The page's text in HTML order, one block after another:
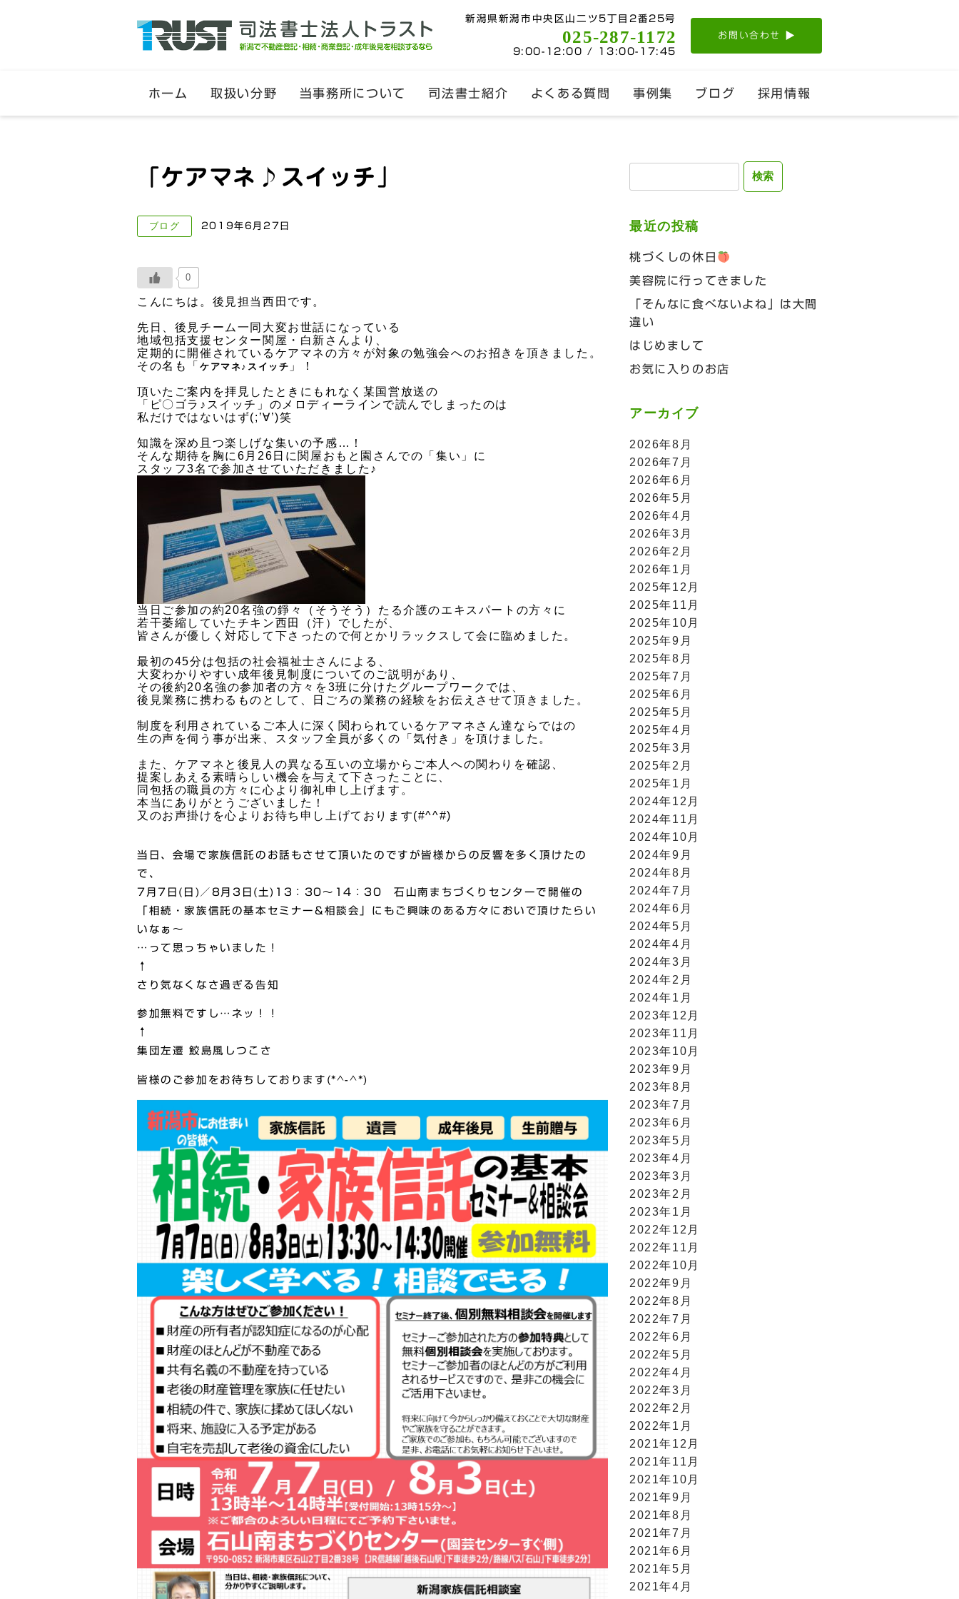
新潟県新潟市中央区山二ツ5丁目2番25号
025-287-1172
9:00-12:00 / 13:00-17:45
お問い合わせ
ホーム 取扱い分野 当事務所について 司法書士紹介 よくある質問 事例集 ブログ 採用情報
「ケアマネ♪スイッチ」
ブログ 2019年6月27日
0
こんにちは。後見担当西田です。
先日、後見チーム一同大変お世話になっている
地域包括支援センター関屋・白新さんより、
定期的に開催されているケアマネの方々が対象の勉強会へのお招きを頂きました。
その名も「 ケアマネ♪スイッチ 」！
頂いたご案内を拝見したときにもれなく某国営放送の
「ピ〇ゴラ♪スイッチ」のメロディーラインで読んでしまったのは
私だけではないはず(;’∀’)笑
知識を深め且つ楽しげな集いの予感…！
そんな期待を胸に6月26日に関屋おもと園さんでの「集い」に
スタッフ3名で参加させていただきました♪
当日ご参加の約20名強の錚々（そうそう）たる介護のエキスパートの方々に
若干萎縮していたチキン西田（汗）でしたが、
皆さんが優しく対応して下さったので何とかリラックスして会に臨めました。
最初の45分は包括の社会福祉士さんによる、
大変わかりやすい成年後見制度についてのご説明があり、
その後約20名強の参加者の方々を3班に分けたグループワークでは、
後見業務に携わるものとして、日ごろの業務の経験をお伝えさせて頂きました。
制度を利用されているご本人に深く関わられているケアマネさん達ならではの
生の声を伺う事が出来、スタッフ全員が多くの「気付き」を頂けました。
また、ケアマネと後見人の異なる互いの立場からご本人への関わりを確認、
提案しあえる素晴らしい機会を与えて下さったことに、
同包括の職員の方々に心より御礼申し上げます。
本当にありがとうございました！
又のお声掛けを心よりお待ち申し上げております(#^^#)
当日、会場で家族信託のお話もさせて頂いたのですが皆様からの反響を多く頂けたの
で、
7月7日(日)／8月3日(土)13：30～14：30 石山南まちづくりセンターで開催の
「相続・家族信託の基本セミナー&相談会」にもご興味のある方々においで頂けたらい
いなぁ～
…って思っちゃいました！
↑
さり気なくなさ過ぎる告知
参加無料ですし…ネッ！！
↑
集団左遷 鮫島風しつこさ
皆様のご参加をお待ちしております(*^-^*)
検
最近の投稿
桃づくしの休日
美容院に行ってきました
「そんなに食べないよね」は大間
違い
はじめまして
お気に入りのお店
アーカイブ
2026年8月
2026年7月
2026年6月
2026年5月
2026年4月
2026年3月
2026年2月
2026年1月
2025年12月
2025年11月
2025年10月
2025年9月
2025年8月
2025年7月
2025年6月
2025年5月
2025年4月
2025年3月
2025年2月
2025年1月
2024年12月
2024年11月
2024年10月
2024年9月
2024年8月
2024年7月
2024年6月
2024年5月
2024年4月
2024年3月
2024年2月
2024年1月
2023年12月
2023年11月
2023年10月
2023年9月
2023年8月
2023年7月
2023年6月
2023年5月
2023年4月
2023年3月
2023年2月
2023年1月
2022年12月
2022年11月
2022年10月
2022年9月
2022年8月
2022年7月
2022年6月
2022年5月
2022年4月
2022年3月
2022年2月
2022年1月
2021年12月
2021年11月
2021年10月
2021年9月
2021年8月
2021年7月
2021年6月
2021年5月
2021年4月